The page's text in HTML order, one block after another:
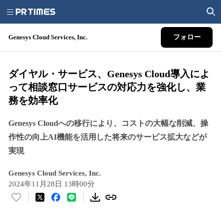
Genesys Cloud Services, Inc. フォロー
ダイヤル・サービス、Genesys Cloud導入によ
って相談窓口サービスの対応力を強化し、業
務を効率化
Genesys Cloudへの移行により、コストの大幅な削減、操
作性の向上AI機能を活用した将来のサービス拡大などが
実現
Genesys Cloud Services, Inc.
2024年11月28日 13時00分
い